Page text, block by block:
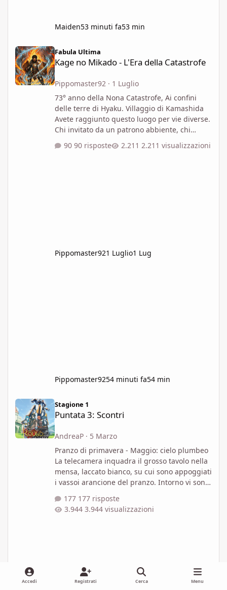
Maiden53 minuti fa53 min
Fabula Ultima
Kage no Mikado - L'Era della Catastrofe
Pippomaster92 · 1 Luglio
73° anno della Nona Catastrofe, Ai confini
delle terre di Hyaku. Villaggio di Kamashida
Avete raggiunto questo luogo per vie diverse.
Chi invitato da un patrono abbiente, chi
ancora guidato dal destino. Stando alle vostre
90 risposte 2.211 visualizzazioni
Pippomaster921 Luglio1 Lug
Pippomaster9254 minuti fa54 min
Puntata 3: Scontri
Stagione 1
Puntata 3: Scontri
AndreaP· 5 Marzo
Pranzo di primavera - Maggio: cielo plumbeo
La telecamera inquadra il grosso tavolo nella
mensa, laccato bianco, su cui sono appoggiati
i vassoi arancione del pranzo. Intorno vi sono
loro si è aggiunta Laudine La telecamera si
sposta sull'orologio digitale con data che
fatto ben
177 risposte
3.944 visualizzazioni
Accedi Registrati Cerca Menu